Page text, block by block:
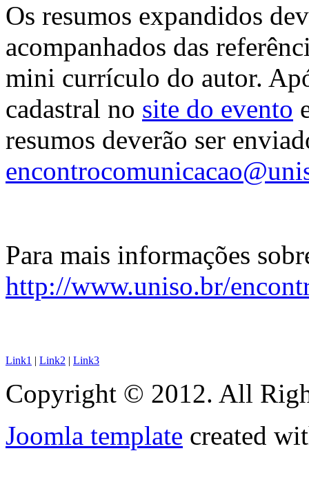
Os resumos expandidos
acompanhados das
mini currículo do autor.
cadastral no site do evento
resumos deverão ser
Para mais informações
http://www.uniso.br/
Link1 | Link2 | Link3
Copyright © 2012. All
Joomla template created